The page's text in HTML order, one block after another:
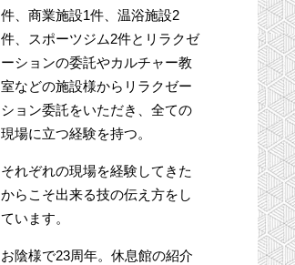
件、商業施設1件、温浴施設2
件、スポーツジム2件とリラクゼ
ーションの委託やカルチャー教
室などの施設様からリラクゼー
ション委託をいただき、全ての
現場に立つ経験を持つ。
それぞれの現場を経験してきた
からこそ出来る技の伝え方をし
ています。
お陰様で23周年。休息館の紹介